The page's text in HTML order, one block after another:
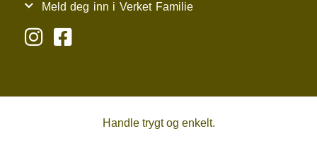
Meld deg inn i Verket Familie
Handle trygt og enkelt.